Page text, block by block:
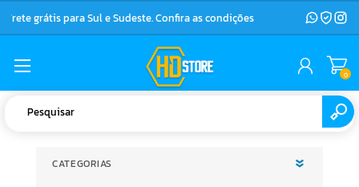
Frete grátis para Sul e Sudeste. Confira as condições
0
CATEGORIAS